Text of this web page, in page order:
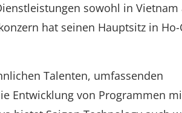
sowohl in Vietnam
hat seinen Hauptsitz in Ho-
Talenten, umfassenden
Entwicklung von Programmen